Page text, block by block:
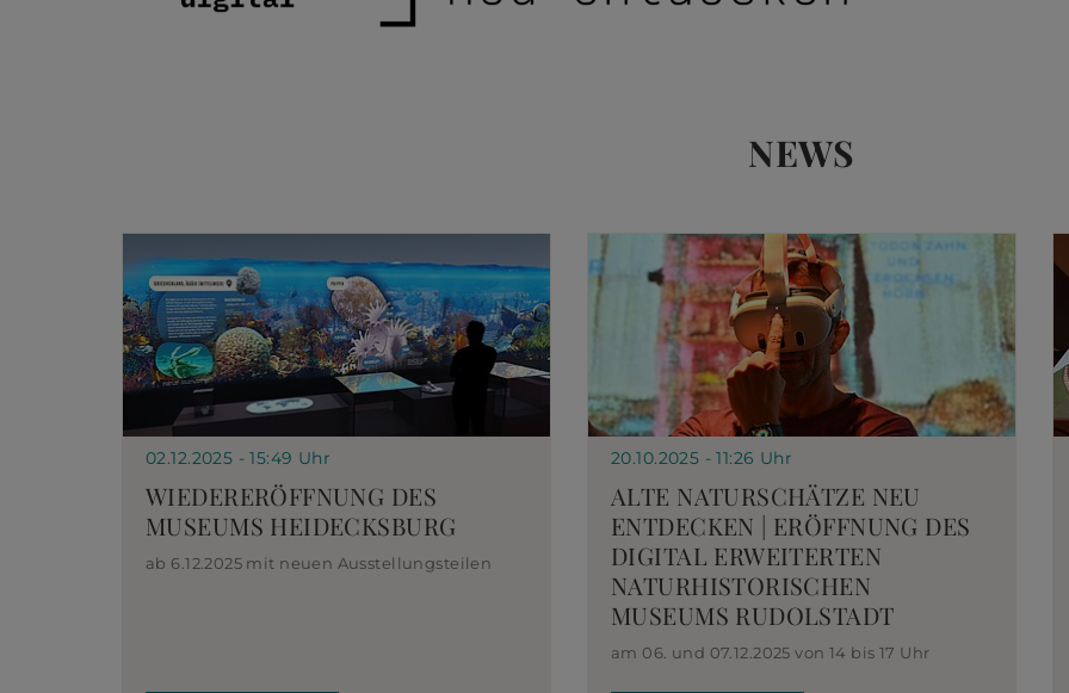
NEWS
02.12.2025 - 15:49 Uhr
WIEDERERÖFFNUNG DES
MUSEUMS HEIDECKSBURG
ab 6.12.2025 mit neuen Ausstellungsteilen
20.10.2025 - 11:26 Uhr
ALTE NATURSCHÄTZE NEU
ENTDECKEN | ERÖFFNUNG DES
DIGITAL ERWEITERTEN
NATURHISTORISCHEN
MUSEUMS RUDOLSTADT
am 06. und 07.12.2025 von 14 bis 17 Uhr